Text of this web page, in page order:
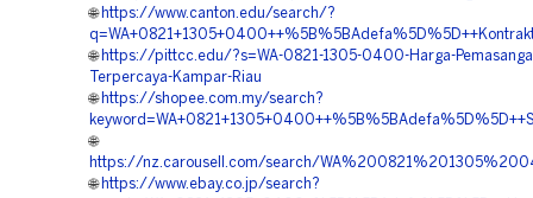
🌐 https://www.canton.edu/search/?
🌐 https://pittcc.edu/?s=WA-0821-1305-0400-Harga-
Terpercaya-Kampar-Riau
🌐 https://shopee.com.my/search?
🌐
https://nz.carousell.com/search/
🌐 https://www.ebay.co.jp/search?